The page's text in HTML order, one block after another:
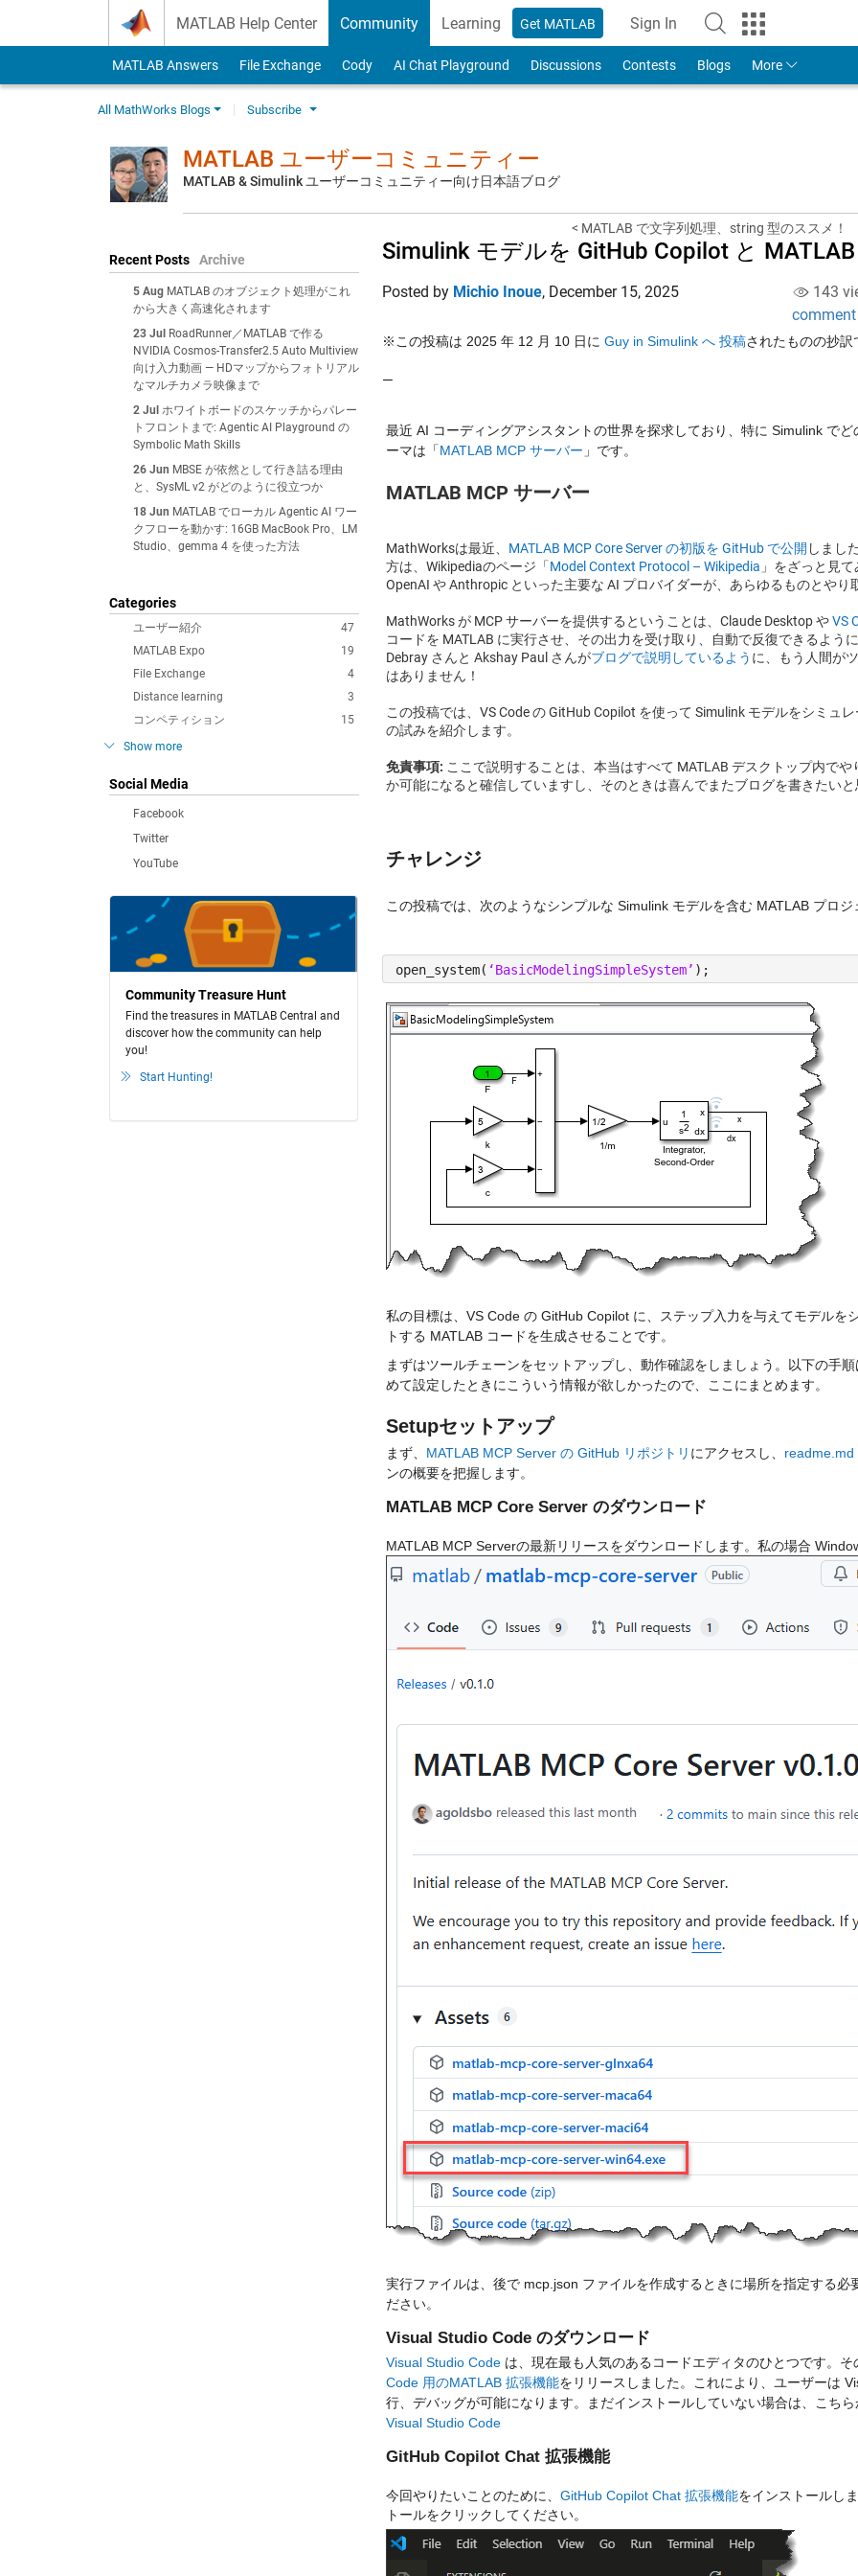
MATLAB Help Center Community Learning Get MATLAB Sign In
to Your MathWorks Account
MATLAB Answers File Exchange Cody AI Chat Playground Discussions Contests Blogs More
All MathWorks Blogs Subscribe
MATLAB ユーザーコミュニティー
MATLAB & Simulink ユーザーコミュニティー向け日本語ブログ
Recent Posts Archive
5 Aug MATLAB のオブジェクト処理がこれ
から大きく高速化されます
23 Jul
RoadRunner／MATLAB で作る
NVIDIA Cosmos-Transfer2.5 Auto Multiview
向け入力動画 — HDマップからフォトリアル
なマルチカメラ映像まで
2 Jul ホワイトボードのスケッチからパレー
トフロントまで: Agentic AI Playground の
Symbolic Math Skills
26 Jun MBSE が依然として行き詰る理由
と、SysML v2 がどのように役立つか
18 Jun MATLAB でローカル Agentic AI ワー
クフローを動かす: 16GB MacBook Pro、LM
Studio、gemma 4 を使った方法
Categories
47
ユーザー紹介
19
MATLAB Expo
4
File Exchange
3
Distance learning
15
コンペティション
Show more
Social Media
Facebook
Twitter
YouTube
Community Treasure Hunt
Find the treasures in MATLAB Central and
discover how the community can help
you!
Start Hunting!
< MATLAB で文字列処理、string 型のススメ！
Simulink モデルを GitHub Copilot と
Posted by Michio Inoue, December 15, 2025 143
comment
※この投稿は 2025 年 12 月 10 日に Guy in Simulink へ 投稿されたものの抄訳
—
最近 AI コーディングアシスタントの世界を探求しており、特に Simulink で
ーマは「MATLAB MCP サーバー 」です。
MATLAB MCP サーバー
MathWorksは最近、 MATLAB MCP Core Server の初版を GitHub で公開 しました
方は、Wikipediaのページ「Model Context Protocol – Wikipedia 」をざっと見
OpenAI や Anthropic といった主要な AI プロバイダーが、あらゆるものとやり
MathWorks が MCP サーバーを提供するということは、Claude Desktop や VS
コードを MATLAB に実行させ、その出力を受け取り、自動で反復できるよう
Debray さんと Akshay Paul さんがブログで説明しているよう に、もう人間が
はありません！
この投稿では、VS Code の GitHub Copilot を使って Simulink モデルをシミュ
の試みを紹介します。
免責事項: ここで説明することは、本当はすべて MATLAB デスクトップ内でや
か可能になると確信していますし、そのときは喜んでまたブログを書きたいと
チャレンジ
この投稿では、次のようなシンプルな Simulink モデルを含む MATLAB プロジ
open_system( ‘BasicModelingSimpleSystem’ );
私の目標は、VS Code の GitHub Copilot に、ステップ入力を与えてモデルを
トする MATLAB コードを生成させることです。
まずはツールチェーンをセットアップし、動作確認をしましょう。以下の手
めて設定したときにこういう情報が欲しかったので、ここにまとめます。
Setupセットアップ
まず、 MATLAB MCP Server の GitHub リポジトリ にアクセスし、 readme.md
ンの概要を把握します。
MATLAB MCP Core Server のダウンロード
MATLAB MCP Serverの最新リリースをダウンロードします。私の場合
実行ファイルは、後で mcp.json ファイルを作成するときに場所を指定する必
ださい。
Visual Studio Code のダウンロード
Visual Studio Code は、現在最も人気のあるコードエディタのひとつです。
Code 用のMATLAB 拡張機能をリリースしました。これにより、ユーザーは
行、デバッグが可能になります。まだインストールしていない場合は、こち
Visual Studio Code
GitHub Copilot Chat 拡張機能
今回やりたいことのために、 GitHub Copilot Chat 拡張機能をインストールし
トールをクリックしてください。